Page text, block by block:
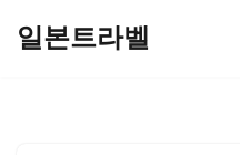
일본트라벨